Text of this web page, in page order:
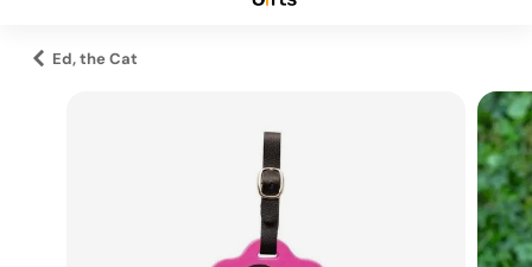
Ed, the Cat